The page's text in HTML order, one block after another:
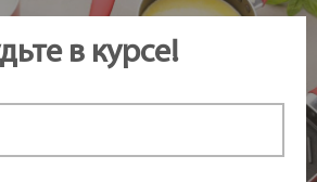
в курсе!